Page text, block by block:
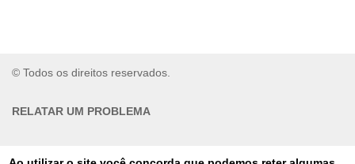
© Todos os direitos reservados.
RELATAR UM PROBLEMA